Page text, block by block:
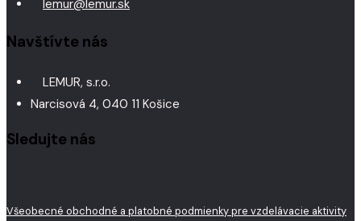
lemur@lemur.sk
Navštívte nás
LEMUR, s.r.o.
Narcisová 4, 040 11 Košice
Sledujte nás
Všeobecné obchodné a platobné podmienky pre vzdelávacie aktivity